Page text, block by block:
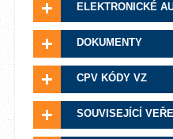
ELEKTRONICKÉ
DOKUMENTY
CPV KÓDY VZ
SOUVISEJÍCÍ